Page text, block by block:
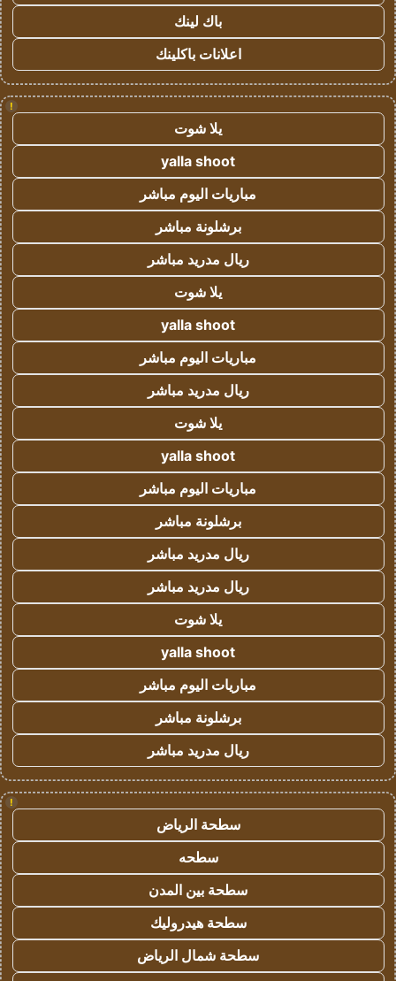
باك لينك
اعلانات باكلينك
!
يلا شوت
yalla shoot
مباريات اليوم مباشر
برشلونة مباشر
ريال مدريد مباشر
يلا شوت
yalla shoot
مباريات اليوم مباشر
ريال مدريد مباشر
يلا شوت
yalla shoot
مباريات اليوم مباشر
برشلونة مباشر
ريال مدريد مباشر
ريال مدريد مباشر
يلا شوت
yalla shoot
مباريات اليوم مباشر
برشلونة مباشر
ريال مدريد مباشر
!
سطحة الرياض
سطحه
سطحة بين المدن
سطحة هيدروليك
سطحة شمال الرياض